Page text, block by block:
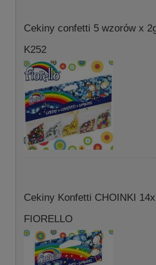
Cekiny confetti 5 wzorów x
K252
Cekiny Konfetti CHOINKI
FIORELLO